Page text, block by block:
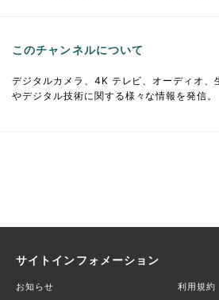
このチャンネルについて
デジタルカメラ、4K テレビ、オーディオ、
やデジタル技術に関する様々な情報を発信。
サイトインフォメーション
お知らせ 利用規約